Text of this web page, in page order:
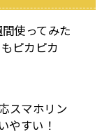
使ってみた
ピカピカ
スマホリン
やすい！